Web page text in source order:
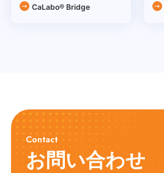
CaLabo® Bridge
Contact
お問い合わせ